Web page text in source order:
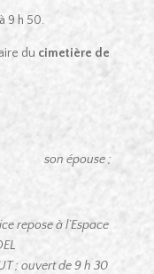
9 h 50.
du cimetière de
son épouse ;
repose à l’Espace
; ouvert de 9 h 30